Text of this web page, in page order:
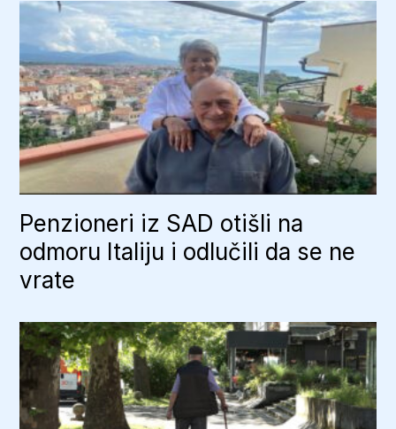
Penzioneri iz SAD otišli na
odmoru Italiju i odlučili da se ne
vrate